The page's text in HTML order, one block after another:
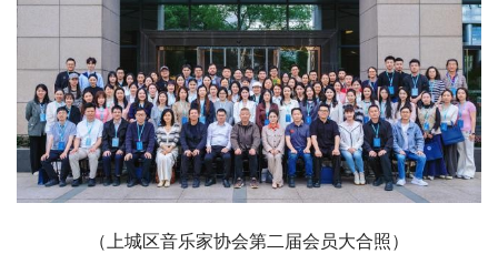
（上城区音乐家协会第二届会员大合照）